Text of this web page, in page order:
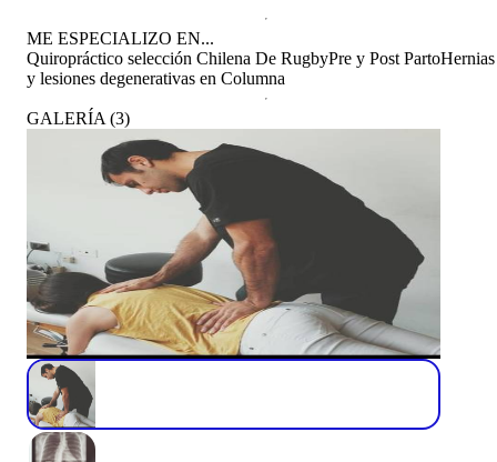
ME ESPECIALIZO EN...
Quiropráctico selección Chilena De RugbyPre y Post PartoHernias
y lesiones degenerativas en Columna
GALERÍA (3)